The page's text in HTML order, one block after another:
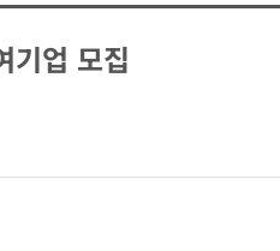
기업 모집